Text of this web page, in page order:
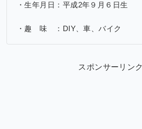
・生年月日：平成2年９月６日生
・趣 味 ：DIY、車、バイク
スポンサーリンク